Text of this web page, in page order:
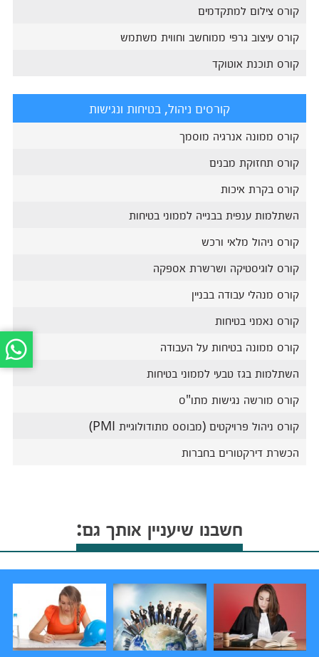
קורס צילום למתקדמים
קורס עיצוב גרפי ממוחשב וחווית משתמש
קורס תוכנת אוטוקד
קורסים ניהול, בטיחות ונגישות
קורס ממונה אנרגיה מוסמך
קורס תחזוקת מבנים
קורס בקרת איכות
השתלמות ענפית בבנייה לממוני בטיחות
קורס ניהול מלאי ורכש
קורס לוגיסטיקה ושרשרת אספקה
קורס מנהלי עבודה בבניין
קורס נאמני בטיחות
קורס ממונה בטיחות על העבודה
השתלמות בגז טבעי לממוני בטיחות
קורס מורשה נגישות מתו"ס
קורס ניהול פרויקטים (מבוסס מתודולוגיית PMI)
הכשרת דירקטורים בחברות
חשבנו שיעניין אותך גם: